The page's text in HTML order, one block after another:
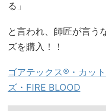
る」
と言われ、師匠が言う
ズを購入！！
ゴアテックス®・カッ
ズ・FIRE BLOOD